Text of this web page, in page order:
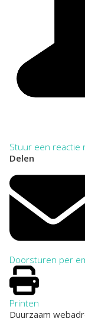
Stuur een reactie
Delen
Doorsturen per
Printen
Duurzaam